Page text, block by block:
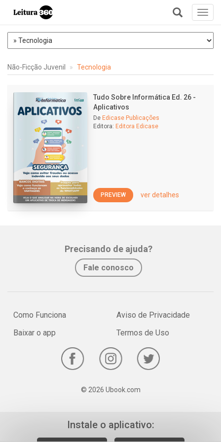
+
Não-Ficção Juvenil Tecnologia
Tudo Sobre Informática Ed. 26 -
Aplicativos
De Edicase Publicações
Editora: Editora Edicase
PREVIEW ver detalhes
Precisando de ajuda?
Fale conosco
Como Funciona
Baixar o app
Aviso de Privacidade
Termos de Uso
© 2026 Ubook.com
Instale o aplicativo: